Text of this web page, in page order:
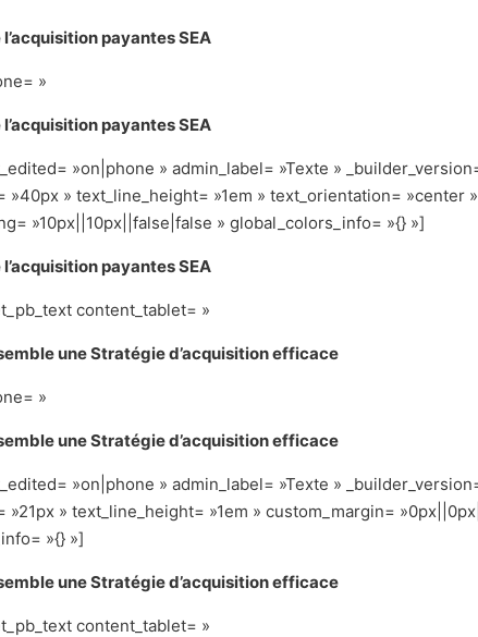
payantes SEA
»
payantes SEA
»on|phone » admin_label= »Texte »
»40px » text_line_height= »1em » text_orientation=
»10px||10px||false|false » global_colors_info= »{} »]
payantes SEA
content_tablet= »
une Stratégie d’acquisition efficace
»
une Stratégie d’acquisition efficace
»on|phone » admin_label= »Texte »
»21px » text_line_height= »1em » custom_margin=
»{} »]
une Stratégie d’acquisition efficace
content_tablet= »